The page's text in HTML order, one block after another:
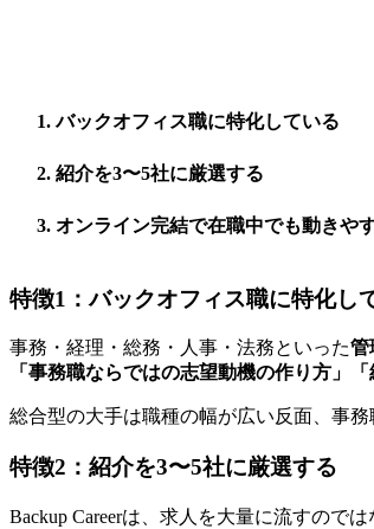
バックオフィス職に特化している
紹介を3〜5社に厳選する
オンライン完結で在職中でも動きや
特徴1：バックオフィス職に特化し
事務・経理・総務・人事・法務といった管
「事務職ならではの志望動機の作り方」「
総合型の大手は職種の幅が広い反面、事
特徴2：紹介を3〜5社に厳選する
Backup Careerは、求人を大量に流すのでは